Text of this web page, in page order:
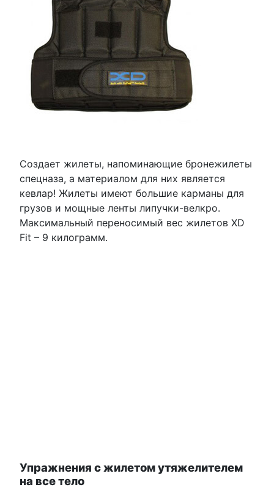
Создает жилеты, напоминающие бронежилеты
спецназа, а материалом для них является
кевлар! Жилеты имеют большие карманы для
грузов и мощные ленты липучки-велкро.
Максимальный переносимый вес жилетов XD
Fit – 9 килограмм.
Упражнения с жилетом утяжелителем
на все тело